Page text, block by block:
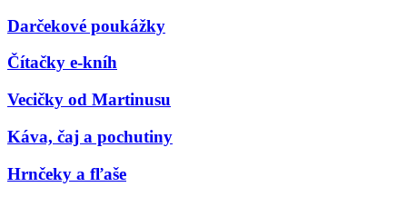
Darčekové poukážky
Čítačky e-kníh
Vecičky od Martinusu
Káva, čaj a pochutiny
Hrnčeky a fľaše